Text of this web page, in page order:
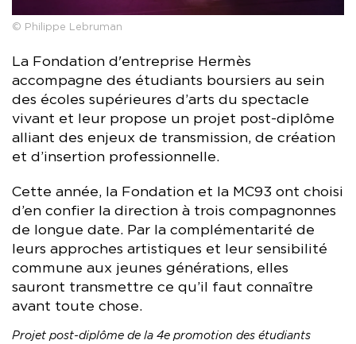
© Philippe Lebruman
La Fondation d'entreprise Hermès
accompagne des étudiants boursiers au sein
des écoles supérieures d’arts du spectacle
vivant et leur propose un projet post-diplôme
alliant des enjeux de transmission, de création
et d’insertion professionnelle.
Cette année, la Fondation et la MC93 ont choisi
d’en confier la direction à trois compagnonnes
de longue date. Par la complémentarité de
leurs approches artistiques et leur sensibilité
commune aux jeunes générations, elles
sauront transmettre ce qu’il faut connaître
avant toute chose.
Projet post-diplôme de la 4e promotion des étudiants